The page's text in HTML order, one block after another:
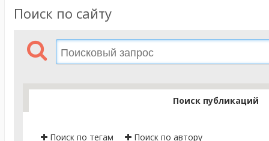
Поиск по сайту
Поиск публикаций
Поиск по тегам Поиск по автору